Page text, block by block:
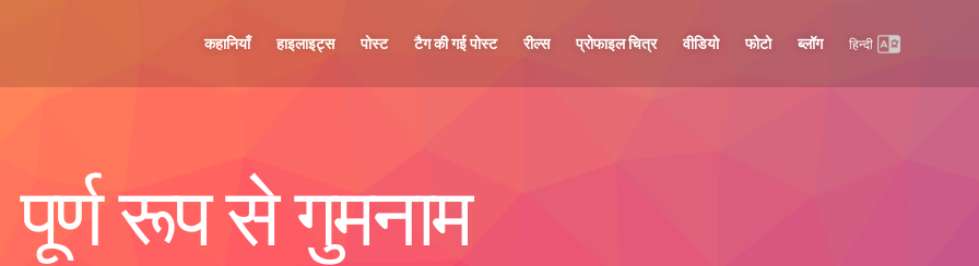
कहानियाँ हाइलाइट्स पोस्ट टैग की गई पोस्ट रील्स प्रोफाइल चित्र वीडियो फोटो ब्लॉग हिन्दी
पूर्ण रूप से गुमनाम